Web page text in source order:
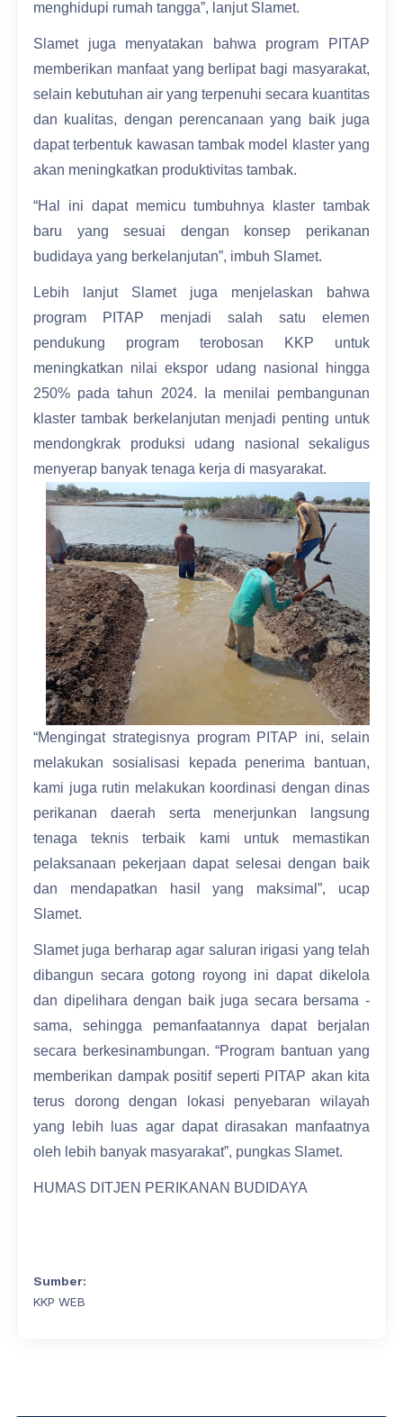
menghidupi rumah tangga”, lanjut Slamet.
Slamet juga menyatakan bahwa program PITAP
memberikan manfaat yang berlipat bagi masyarakat,
selain kebutuhan air yang terpenuhi secara kuantitas
dan kualitas, dengan perencanaan yang baik juga
dapat terbentuk kawasan tambak model klaster yang
akan meningkatkan produktivitas tambak.
“Hal ini dapat memicu tumbuhnya klaster tambak
baru yang sesuai dengan konsep perikanan
budidaya yang berkelanjutan”, imbuh Slamet.
Lebih lanjut Slamet juga menjelaskan bahwa
program PITAP menjadi salah satu elemen
pendukung program terobosan KKP untuk
meningkatkan nilai ekspor udang nasional hingga
250% pada tahun 2024. Ia menilai pembangunan
klaster tambak berkelanjutan menjadi penting untuk
mendongkrak produksi udang nasional sekaligus
menyerap banyak tenaga kerja di masyarakat.
“Mengingat strategisnya program PITAP ini, selain
melakukan sosialisasi kepada penerima bantuan,
kami juga rutin melakukan koordinasi dengan dinas
perikanan daerah serta menerjunkan langsung
tenaga teknis terbaik kami untuk memastikan
pelaksanaan pekerjaan dapat selesai dengan baik
dan mendapatkan hasil yang maksimal”, ucap
Slamet.
Slamet juga berharap agar saluran irigasi yang telah
dibangun secara gotong royong ini dapat dikelola
dan dipelihara dengan baik juga secara bersama -
sama, sehingga pemanfaatannya dapat berjalan
secara berkesinambungan. “Program bantuan yang
memberikan dampak positif seperti PITAP akan kita
terus dorong dengan lokasi penyebaran wilayah
yang lebih luas agar dapat dirasakan manfaatnya
oleh lebih banyak masyarakat”, pungkas Slamet.
HUMAS DITJEN PERIKANAN BUDIDAYA
Sumber:
KKP WEB